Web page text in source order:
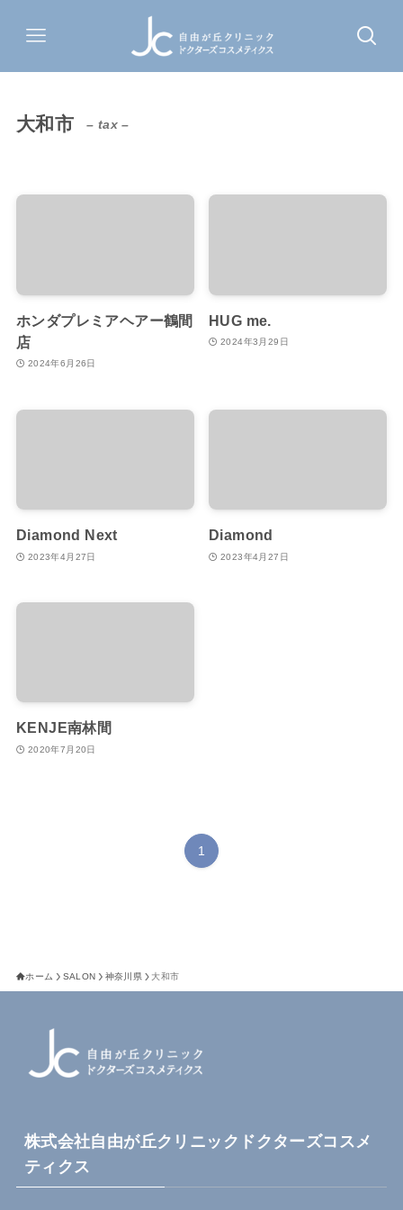
大和市 – tax –
ホンダプレミアヘアー鶴間
店
2024年6月26日
HUG me.
2024年3月29日
Diamond Next
2023年4月27日
Diamond
2023年4月27日
KENJE南林間
2020年7月20日
1
ホーム SALON 神奈川県 大和市
株式会社自由が丘クリニックドクターズコスメ
ティクス